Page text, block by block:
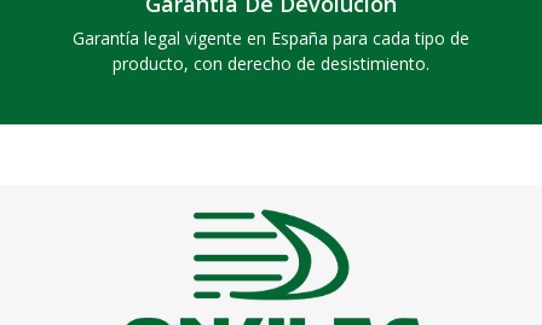
Garantía legal vigente en España para cada tipo de
producto, con derecho de desistimiento.